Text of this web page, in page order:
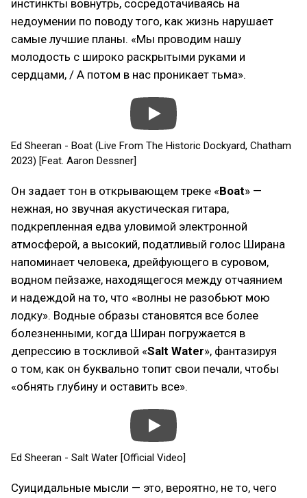
инстинкты вовнутрь, сосредотачиваясь на
недоумении по поводу того, как жизнь нарушает
самые лучшие планы. «Мы проводим нашу
молодость с широко раскрытыми руками и
сердцами, / А потом в нас проникает тьма».
Ed Sheeran - Boat (Live From The Historic Dockyard, Chatham
2023) [Feat. Aaron Dessner]
Он задает тон в открывающем треке «Boat» —
нежная, но звучная акустическая гитара,
подкрепленная едва уловимой электронной
атмосферой, а высокий, податливый голос Ширана
напоминает человека, дрейфующего в суровом,
водном пейзаже, находящегося между отчаянием
и надеждой на то, что «волны не разобьют мою
лодку». Водные образы становятся все более
болезненными, когда Ширан погружается в
депрессию в тоскливой «Salt Water», фантазируя
о том, как он буквально топит свои печали, чтобы
«обнять глубину и оставить все».
Ed Sheeran - Salt Water [Official Video]
Суицидальные мысли — это, вероятно, не то, чего